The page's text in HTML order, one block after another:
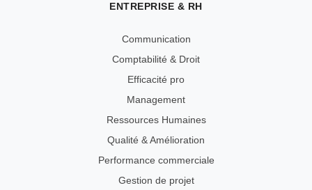
ENTREPRISE & RH
Communication
Comptabilité & Droit
Efficacité pro
Management
Ressources Humaines
Qualité & Amélioration
Performance commerciale
Gestion de projet